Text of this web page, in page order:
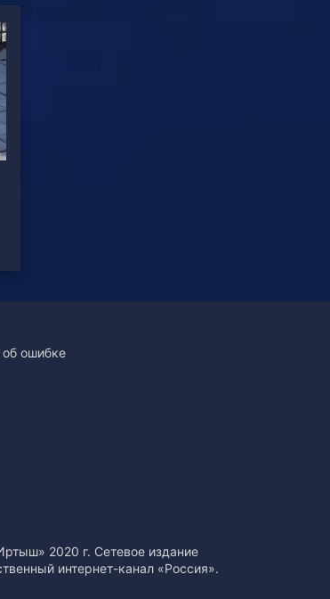
ошибке
2020 г. Сетевое издание
интернет-канал «Россия».